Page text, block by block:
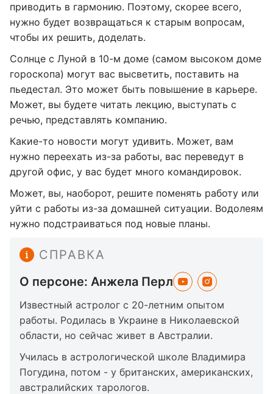
приводить в гармонию. Поэтому, скорее всего,
нужно будет возвращаться к старым вопросам,
чтобы их решить, доделать.
Солнце с Луной в 10-м доме (самом высоком доме
гороскопа) могут вас высветить, поставить на
пьедестал. Это может быть повышение в карьере.
Может, вы будете читать лекцию, выступать с
речью, представлять компанию.
Какие-то новости могут удивить. Может, вам
нужно переехать из-за работы, вас переведут в
другой офис, у вас будет много командировок.
Может, вы, наоборот, решите поменять работу или
уйти с работы из-за домашней ситуации. Водолеям
нужно подстраиваться под новые планы.
СПРАВКА
О персоне: Анжела Перл
Известный астролог с 20-летним опытом
работы. Родилась в Украине в Николаевской
области, но сейчас живет в Австралии.
Училась в астрологической школе Владимира
Погудина, потом - у британских, американских,
австралийских тарологов.